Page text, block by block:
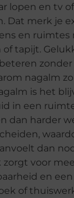
lopen en tv
Dat merk je
en ruimtes
tapijt.
nagalm zo
is het
in een
dan harder
dan
voor
en
of